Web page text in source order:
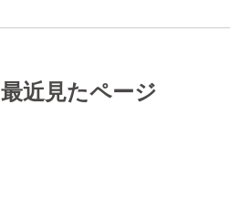
最近見たページ